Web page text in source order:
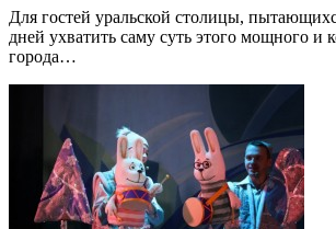
Для гостей уральской столицы,
дней ухватить саму суть этого мощного и
города…